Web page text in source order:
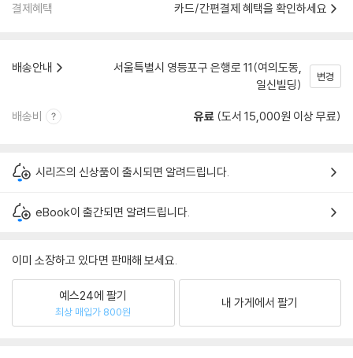
결제혜택 카드/간편결제 혜택을 확인하세요
배송안내
서울특별시 영등포구 은행로 11(여의도동,
일신빌딩)
변경
배송비 유료 (도서 15,000원 이상 무료)
시리즈의 신상품이 출시되면 알려드립니다.
eBook이 출간되면 알려드립니다.
이미 소장하고 있다면 판매해 보세요.
예스24에 팔기
최상 매입가 800원
내 가게에서 팔기